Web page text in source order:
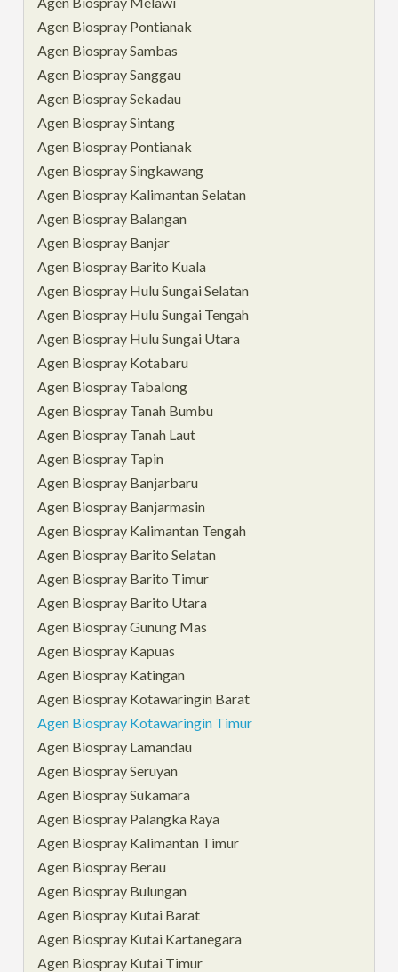
Agen Biospray Pontianak
Agen Biospray Sambas
Agen Biospray Sanggau
Agen Biospray Sekadau
Agen Biospray Sintang
Agen Biospray Pontianak
Agen Biospray Singkawang
Agen Biospray Kalimantan Selatan
Agen Biospray Balangan
Agen Biospray Banjar
Agen Biospray Barito Kuala
Agen Biospray Hulu Sungai Selatan
Agen Biospray Hulu Sungai Tengah
Agen Biospray Hulu Sungai Utara
Agen Biospray Kotabaru
Agen Biospray Tabalong
Agen Biospray Tanah Bumbu
Agen Biospray Tanah Laut
Agen Biospray Tapin
Agen Biospray Banjarbaru
Agen Biospray Banjarmasin
Agen Biospray Kalimantan Tengah
Agen Biospray Barito Selatan
Agen Biospray Barito Timur
Agen Biospray Barito Utara
Agen Biospray Gunung Mas
Agen Biospray Kapuas
Agen Biospray Katingan
Agen Biospray Kotawaringin Barat
Agen Biospray Kotawaringin Timur
Agen Biospray Lamandau
Agen Biospray Seruyan
Agen Biospray Sukamara
Agen Biospray Palangka Raya
Agen Biospray Kalimantan Timur
Agen Biospray Berau
Agen Biospray Bulungan
Agen Biospray Kutai Barat
Agen Biospray Kutai Kartanegara
Agen Biospray Kutai Timur